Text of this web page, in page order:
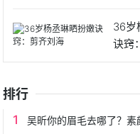
36岁
诀窍
排行
吴昕你的眉毛去哪了？素